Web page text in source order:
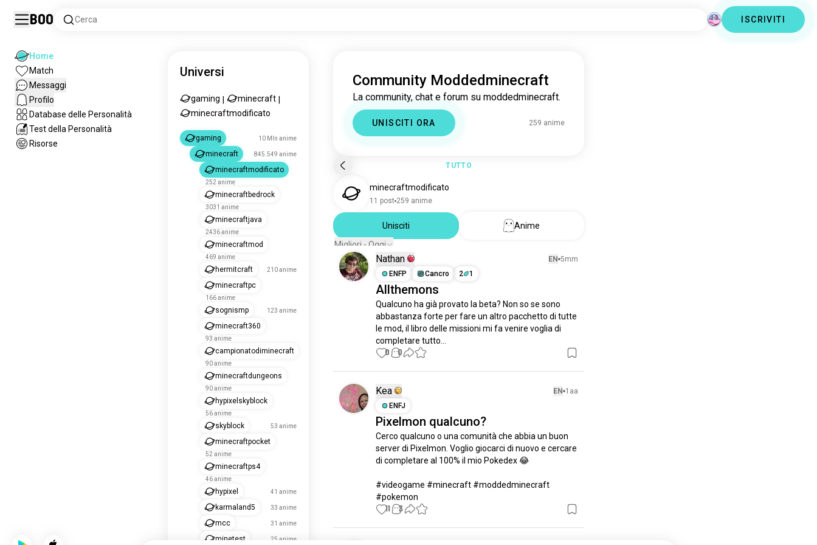
Boo Cerca ISCRIVITI
Home
Match
Messaggi
Profilo
Database delle Personalità
Test della Personalità
Risorse
Universi
gaming minecraft
minecraftmodificato
gaming 10 Mln anime
minecraft 845.549 anime
minecraftmodificato
252 anime
minecraftbedrock
3031 anime
minecraftjava
2436 anime
minecraftmod
469 anime
hermitcraft 210 anime
minecraftpc
166 anime
sognismp 123 anime
minecraft360
93 anime
campionatodiminecraft
90 anime
minecraftdungeons
90 anime
hypixelskyblock
56 anime
skyblock 53 anime
minecraftpocket
52 anime
minecraftps4
46 anime
hypixel 41 anime
karmaland5 33 anime
mcc 31 anime
minetest 25 anime
Community Moddedminecraft
La community, chat e forum su moddedminecraft.
UNISCITI ORA 259 anime
TUTTO
minecraftmodificato
11 post 259 anime
Unisciti
Anime
Migliori - Oggi
Nathan EN 5mm
ENFP
Cancro 2 1
Allthemons
Qualcuno ha già provato la beta? Non so se sono
abbastanza forte per fare un altro pacchetto di tutte
le mod, il libro delle missioni mi fa venire voglia di
completare tutto…
0 0
Kea EN 1aa
ENFJ
Pixelmon qualcuno?
Cerco qualcuno o una comunità che abbia un buon
server di Pixelmon. Voglio giocarci di nuovo e cercare
di completare al 100% il mio Pokedex 😂
#videogame #minecraft #moddedminecraft
#pokemon
11 3